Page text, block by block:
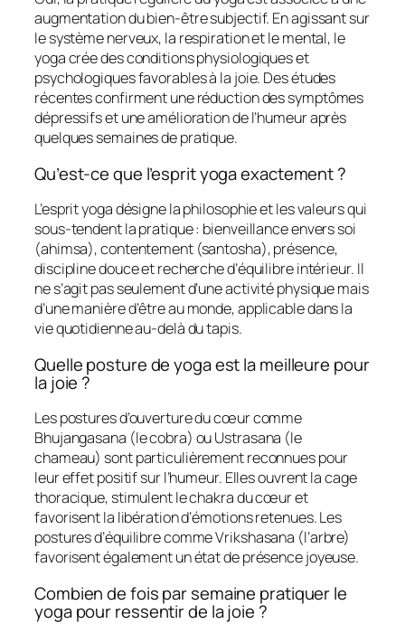
augmentation du bien-être subjectif. En agissant sur
le système nerveux, la respiration et le mental, le
yoga crée des conditions physiologiques et
psychologiques favorables à la joie. Des études
récentes confirment une réduction des symptômes
dépressifs et une amélioration de l’humeur après
quelques semaines de pratique.
Qu’est-ce que l’esprit yoga exactement ?
L’esprit yoga désigne la philosophie et les valeurs qui
sous-tendent la pratique : bienveillance envers soi
(ahimsa), contentement (santosha), présence,
discipline douce et recherche d’équilibre intérieur. Il
ne s’agit pas seulement d’une activité physique mais
d’une manière d’être au monde, applicable dans la
vie quotidienne au-delà du tapis.
Quelle posture de yoga est la meilleure pour
la joie ?
Les postures d’ouverture du cœur comme
Bhujangasana (le cobra) ou Ustrasana (le
chameau) sont particulièrement reconnues pour
leur effet positif sur l’humeur. Elles ouvrent la cage
thoracique, stimulent le chakra du cœur et
favorisent la libération d’émotions retenues. Les
postures d’équilibre comme Vrikshasana (l’arbre)
favorisent également un état de présence joyeuse.
Combien de fois par semaine pratiquer le
yoga pour ressentir de la joie ?